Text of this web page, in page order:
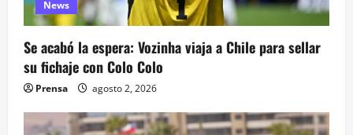
News
Se acabó la espera: Vozinha viaja a Chile para sellar
su fichaje con Colo Colo
Prensa agosto 2, 2026